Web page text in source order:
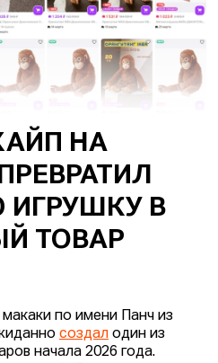
НА
В
ТОВАР
по имени Панч из
создал один из
начала 2026 года.